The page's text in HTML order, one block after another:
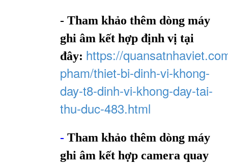
- Tham khảo thêm dòng máy
ghi âm kết hợp định vị tại
đây: https://
pham/thiet-bi-dinh-vi-khong-
day-t8-dinh-vi-khong-day-tai-
thu-duc-483.html
- Tham khảo thêm dòng máy
ghi âm kết hợp camera quay